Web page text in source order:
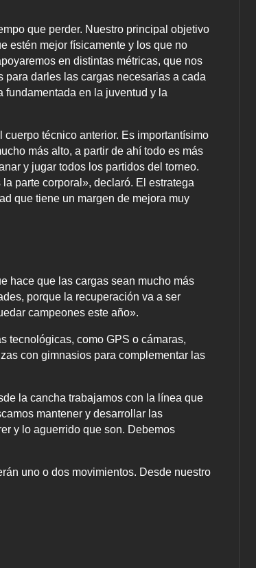
que perder. Nuestro principal objetivo
estén mejor físicamente y los que no
en distintas métricas, que nos
darles las cargas necesarias a cada
fundamentada en la juventud y la
técnico anterior. Es importantísimo
más alto, a partir de ahí todo es más
y jugar todos los partidos del torneo.
parte corporal», declaró. El estratega
que tiene un margen de mejora muy
hace que las cargas sean mucho más
porque la recuperación va a ser
campeones este año».
tecnológicas, como GPS o cámaras,
con gimnasios para complementar las
la cancha trabajamos con la línea que
mantener y desarrollar las
y lo aguerrido que son. Debemos
uno o dos movimientos. Desde nuestro